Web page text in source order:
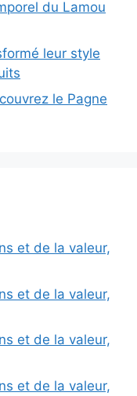
du Lamou
leur style
le Pagne
et de la valeur,
et de la valeur,
et de la valeur,
et de la valeur,